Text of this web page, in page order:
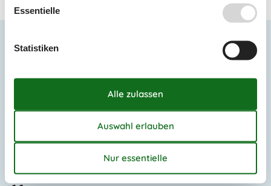
Die neusten Artikel über Sönderby
Liste anzeigen
Das sagen die Kunden über uns
Essentielle
Statistiken